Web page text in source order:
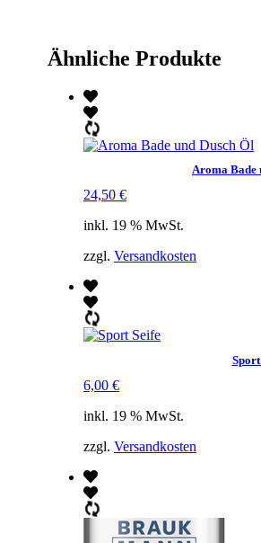
Ähnliche Produkte
Aroma Bade
24,50 €
inkl. 19 % MwSt.
zzgl. Versandkosten
Sport
6,00 €
inkl. 19 % MwSt.
zzgl. Versandkosten